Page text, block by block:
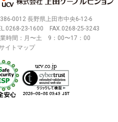
0012 長野県上田市中央6-12-6
0268-23-1600 FAX.0268-25-3243
時間：月〜土 9：00〜17：00
イトマップ